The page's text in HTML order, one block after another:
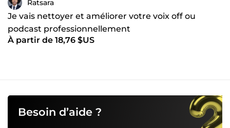
Ratsara
Je vais nettoyer et améliorer votre voix off ou
podcast professionnellement
À partir de 18,76 $US
Besoin d’aide ?